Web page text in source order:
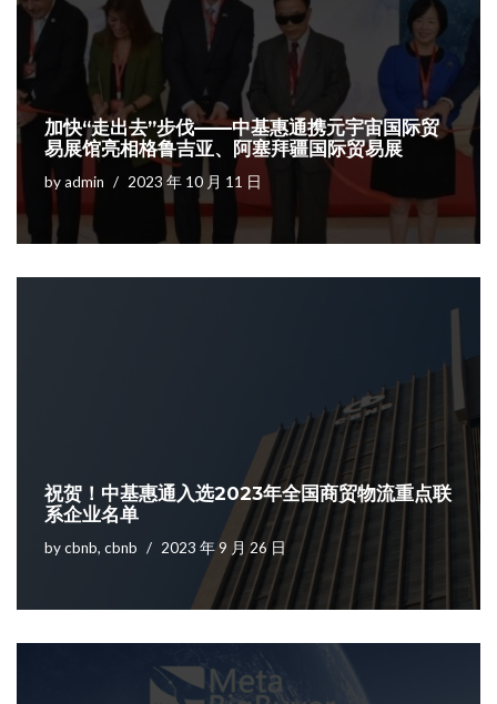
加快“走出去”步伐——中基惠通携元宇宙国际贸
易展馆亮相格鲁吉亚、阿塞拜疆国际贸易展
byadmin 2023 年 10 月 11 日
祝贺！中基惠通入选2023年全国商贸物流重点联
系企业名单
bycbnb, cbnb 2023 年 9 月 26 日